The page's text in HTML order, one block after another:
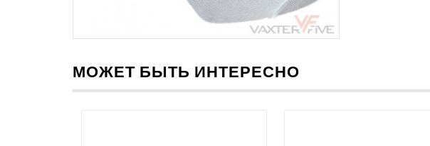
МОЖЕТ БЫТЬ ИНТЕРЕСНО